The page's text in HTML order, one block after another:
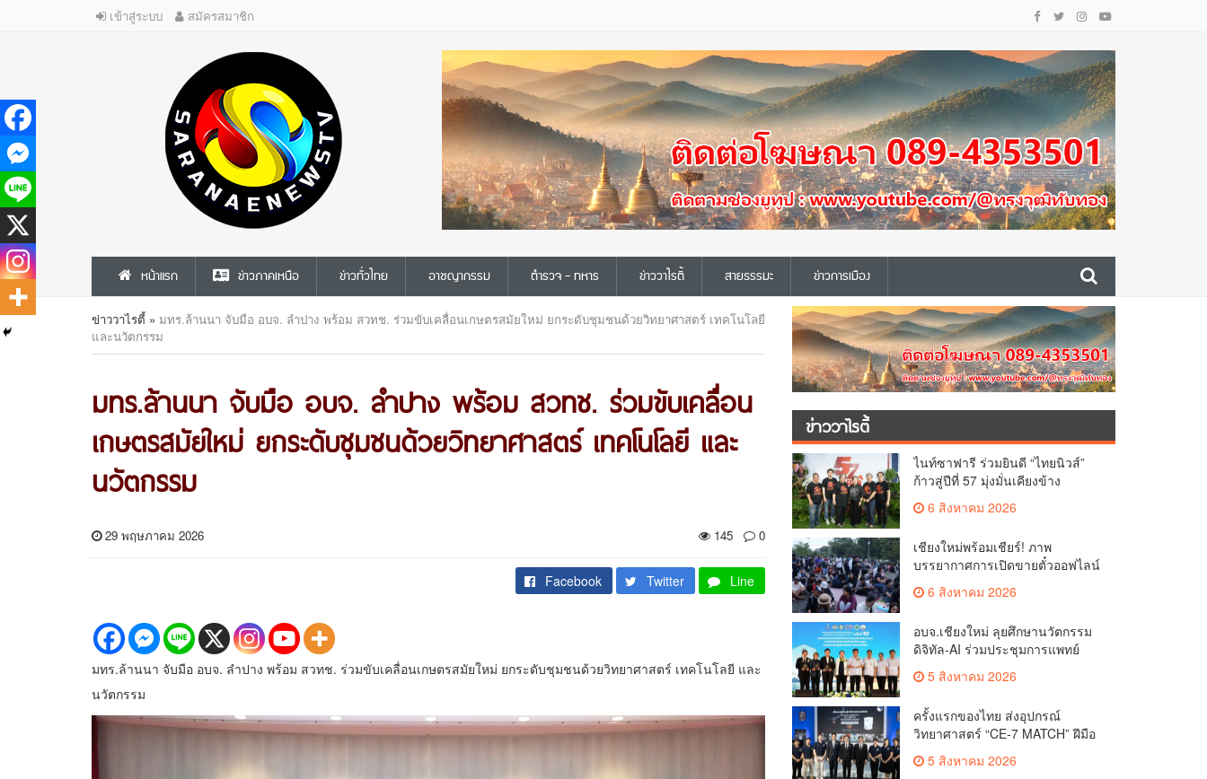
เข้าสู่ระบบ สมัครสมาชิก
หน้าแรก ข่าวภาคเหนือ ข่าวทั่วไทย อาชญากรรม ตำรวจ - ทหาร ข่าววาไรตี้ สายธรรมะ ข่าวการเมือง
ข่าววาไรตี้ » มทร.ล้านนา จับมือ อบจ. ลำปาง พร้อม สวทช. ร่วมขับเคลื่อนเกษตรสมัยใหม่ ยกระดับชุมชนด้วยวิทยาศาสตร์ เทคโนโลยี
และนวัตกรรม
มทร.ล้านนา จับมือ อบจ. ลำปาง พร้อม สวทช. ร่วมขับเคลื่อน
เกษตรสมัยใหม่ ยกระดับชุมชนด้วยวิทยาศาสตร์ เทคโนโลยี และ
นวัตกรรม
29 พฤษภาคม 2026 145 0
Facebook Twitter Line
มทร.ล้านนา จับมือ อบจ. ลำปาง พร้อม สวทช. ร่วมขับเคลื่อนเกษตรสมัยใหม่ ยกระดับชุมชนด้วยวิทยาศาสตร์ เทคโนโลยี และ
นวัตกรรม
ข่าววาไรตี้
ไนท์ซาฟารี ร่วมยินดี “ไทยนิวส์”
ก้าวสู่ปีที่ 57 มุ่งมั่นเคียงข้าง
สื่อมวลชนท้องถิ่น
6 สิงหาคม 2026
เชียงใหม่พร้อมเชียร์! ภาพ
บรรยากาศการเปิดขายตั๋วออฟไลน์
ศึกวอลเลย์บอลหญิง ‘BYD DMI 6th
SEA V Cup’ 6 ส.ค. นี้ รวม 6,000
6 สิงหาคม 2026
อบจ.เชียงใหม่ ลุยศึกษานวัตกรรม
ดิจิทัล-AI ร่วมประชุมการแพทย์
ฉุกเฉินท้องถิ่นระดับชาติ ครั้งที่ 10
ยกระดับศูนย์เอราวัณสู่มาตรฐาน
สากล
5 สิงหาคม 2026
ครั้งแรกของไทย ส่งอุปกรณ์
วิทยาศาสตร์ “CE-7 MATCH” ฝีมือ
คนไทย ร่วมภารกิจสำรวจดวง
จันทร์ 24 สิงหาคมนี้
5 สิงหาคม 2026